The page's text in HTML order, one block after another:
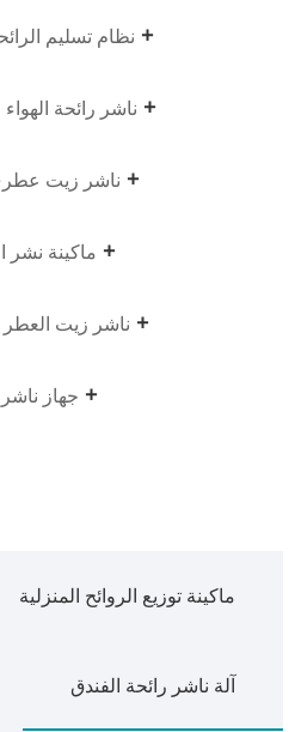
نظام تسليم
ناشر رائحة الهواء
ناشر زيت
ماكينة نشر
ناشر زيت العطر
جهاز ناشر
ماكينة توزيع الروائح المنزلية
آلة ناشر رائحة الفندق